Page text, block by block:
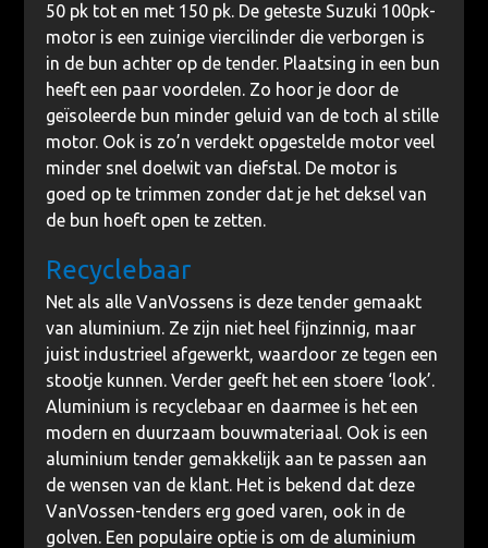
50 pk tot en met 150 pk. De geteste Suzuki 100pk-
motor is een zuinige viercilinder die verborgen is
in de bun achter op de tender. Plaatsing in een bun
heeft een paar voordelen. Zo hoor je door de
geïsoleerde bun minder geluid van de toch al stille
motor. Ook is zo’n verdekt opgestelde motor veel
minder snel doelwit van diefstal. De motor is
goed op te trimmen zonder dat je het deksel van
de bun hoeft open te zetten.
Recyclebaar
Net als alle VanVossens is deze tender gemaakt
van aluminium. Ze zijn niet heel fijnzinnig, maar
juist industrieel afgewerkt, waardoor ze tegen een
stootje kunnen. Verder geeft het een stoere ‘look’.
Aluminium is recyclebaar en daarmee is het een
modern en duurzaam bouwmateriaal. Ook is een
aluminium tender gemakkelijk aan te passen aan
de wensen van de klant. Het is bekend dat deze
VanVossen-tenders erg goed varen, ook in de
golven. Een populaire optie is om de aluminium